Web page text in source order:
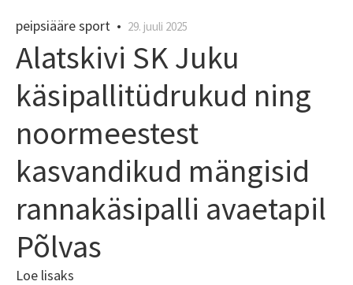
peipsiääre sport • 29. juuli 2025
Alatskivi SK Juku
käsipallitüdrukud ning
noormeestest
kasvandikud mängisid
rannakäsipalli avaetapil
Põlvas
Loe lisaks